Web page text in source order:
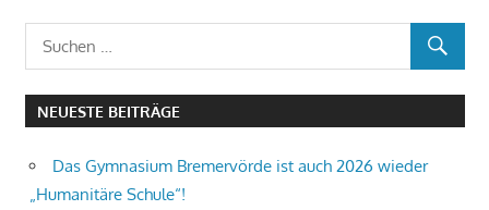
NEUESTE BEITRÄGE
Das Gymnasium Bremervörde ist auch 2026 wieder
„Humanitäre Schule“!